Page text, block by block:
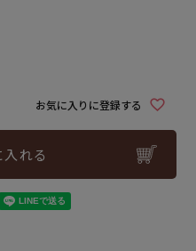
お気に入りに登録する
れる